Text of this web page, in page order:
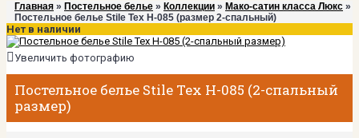
Главная » Постельное белье » Коллекции » Мако-сатин класса Люкс »
Постельное белье Stile Tex H-085 (размер 2-спальный)
Нет в наличии
Увеличить фотографию
Постельное белье Stile Tex H-085 (2-спальный
размер)